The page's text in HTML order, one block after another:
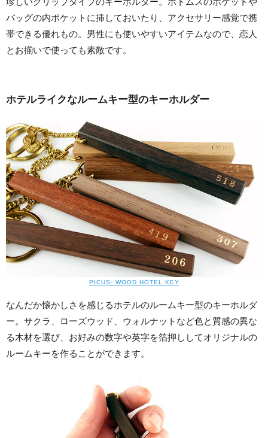
バッグの内ポケットに挿しておいたり、アクセサリー感覚で携
帯できる優れもの。男性にも使いやすいアイテムなので、恋人
とお揃いで使っても素敵です。
ホテルライクなルームキー型のキーホルダー
PICUS- WOOD HOTEL KEY
なんだか懐かしさを感じるホテルのルームキー型のキーホルダ
ー。サクラ、ローズウッド、ウォルナットなど色と質感の異な
る木材を選び、お好みの数字や英字を箔押ししてオリジナルの
ルームキーを作ることができます。